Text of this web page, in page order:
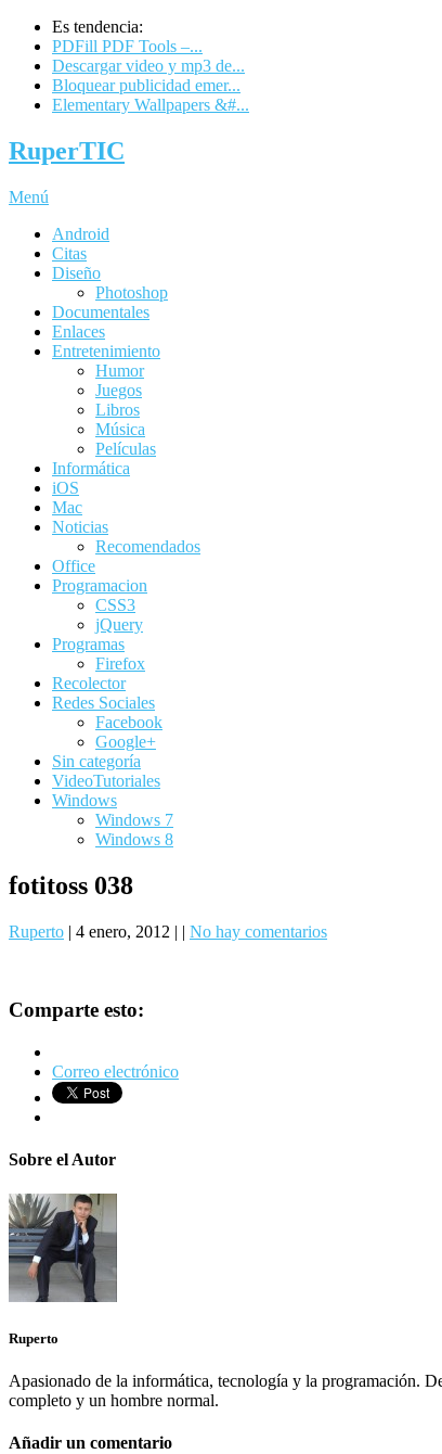
Es tendencia:
PDFill PDF Tools –...
Descargar video y mp3 de...
Bloquear publicidad emer...
Elementary Wallpapers &#...
RuperTIC
Menú
Android
Citas
Diseño
Photoshop
Documentales
Enlaces
Entretenimiento
Humor
Juegos
Libros
Música
Películas
Informática
iOS
Mac
Noticias
Recomendados
Office
Programacion
CSS3
jQuery
Programas
Firefox
Recolector
Redes Sociales
Facebook
Google+
Sin categoría
VideoTutoriales
Windows
Windows 7
Windows 8
fotitoss 038
Ruperto | 4 enero, 2012 | | No hay comentarios
Comparte esto:
Correo electrónico
Sobre el Autor
Ruperto
Apasionado de la informática, tecnología y la programación.
completo y un hombre normal.
Añadir un comentario